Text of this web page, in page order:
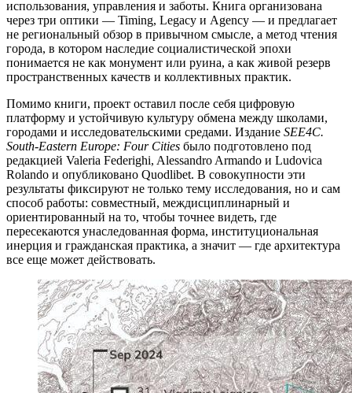
использования, управления и заботы. Книга организована
через три оптики — Timing, Legacy и Agency — и предлагает
не региональный обзор в привычном смысле, а метод чтения
города, в котором наследие социалистической эпохи
понимается не как монумент или руина, а как живой резерв
пространственных качеств и коллективных практик.
Помимо книги, проект оставил после себя цифровую
платформу и устойчивую культуру обмена между школами,
городами и исследовательскими средами. Издание SEE4C.
South-Eastern Europe: Four Cities было подготовлено под
редакцией Valeria Federighi, Alessandro Armando и Ludovica
Rolando и опубликовано Quodlibet. В совокупности эти
результаты фиксируют не только тему исследования, но и сам
способ работы: совместный, междисциплинарный и
ориентированный на то, чтобы точнее видеть, где
пересекаются унаследованная форма, институциональная
инерция и гражданская практика, а значит — где архитектура
все еще может действовать.